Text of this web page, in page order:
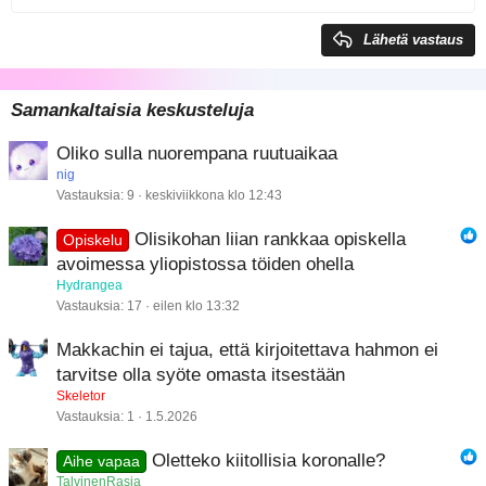
22
Times New Roman
Trebuchet MS
Verdana
Lähetä vastaus
Samankaltaisia keskusteluja
Oliko sulla nuorempana ruutuaikaa
nig
Vastauksia 9 keskiviikkona klo 12:43
Opiskelu
Olisikohan liian rankkaa opiskella
avoimessa yliopistossa töiden ohella
Hydrangea
Vastauksia 17 eilen klo 13:32
Makkachin ei tajua, että kirjoitettava hahmon ei
tarvitse olla syöte omasta itsestään
Skeletor
Vastauksia 1 1.5.2026
Aihe vapaa Oletteko kiitollisia koronalle?
TalvinenRasia